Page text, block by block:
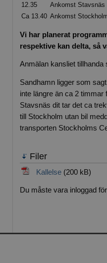
12.35
Ankomst Stavsnäs
Ca 13.40 Ankomst
Vi har planerat
respektive kan delta, så
Anmälan kansliet tillhanda
Sandhamn ligger som
inte längre än ca 2
Stavsnäs dit tar det ca
till Stockholm utan bil
transporten Stockholms
Filer
Kallelse(200 kB)
Du måste vara inloggad